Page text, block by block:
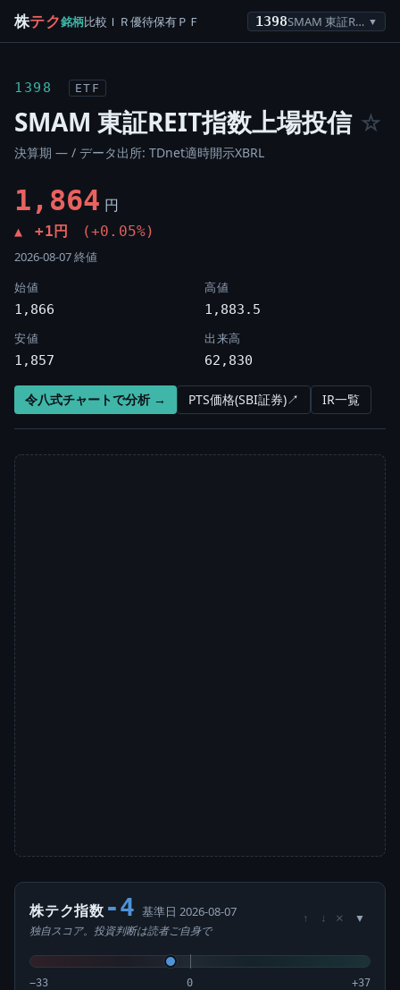
株テク銘柄比較 ＩＲ優待保有ＰＦ 1398 SMAM 東証REIT指数上場投信 ▼
1398 ETF
SMAM 東証REIT指数上場投信 ☆
決算期 — / データ出所: TDnet適時開示XBRL
1,864 円
▲ +1円 (+0.05%)
2026-08-07 終値
始値
1,866
高値
1,883.5
安値
1,857
出来高
62,830
令八式チャートで分析 → PTS価格(SBI証券)↗ IR一覧
株テク指数 -4 基準日 2026-08-07
独自スコア。投資判断は読者ご自身で
↑ ↓ ×
−33 0 +37